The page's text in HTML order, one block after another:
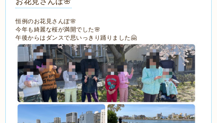
恒例のお花見さんぽ🌸
今年も綺麗な桜が満開でした🌸
午後からはダンスで思いっきり踊りました🤗